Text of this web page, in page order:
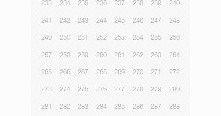
233 234 235 236 237 238 239 240
241 242 243 244 245 246 247 248
249 250 251 252 253 254 255 256
257 258 259 260 261 262 263 264
265 266 267 268 269 270 271 272
273 274 275 276 277 278 279 280
281 282 283 284 285 286 287 288